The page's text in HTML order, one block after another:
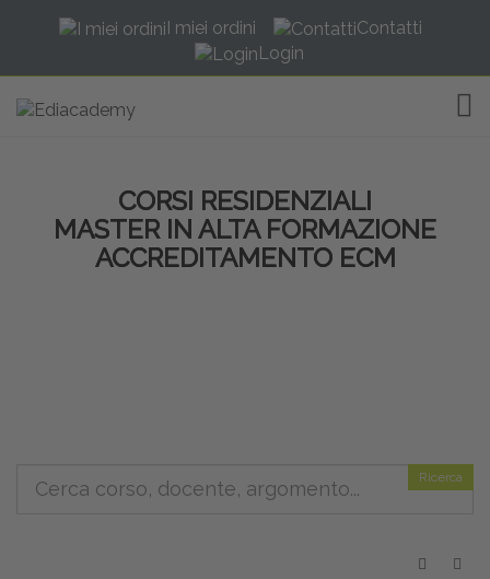
I miei ordini
Contatti
Login
CORSI RESIDENZIALI
MASTER IN ALTA FORMAZIONE
ACCREDITAMENTO ECM
Ricerca